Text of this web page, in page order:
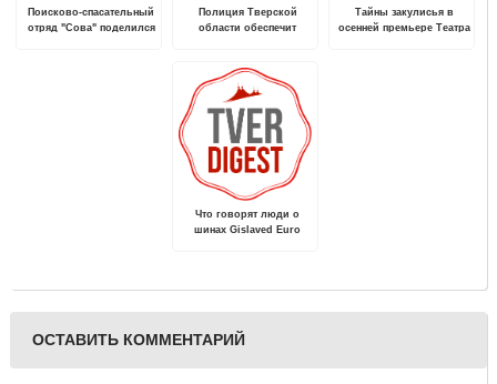
Поисково-спасательный
отряд "Сова" поделился
Полиция Тверской
области обеспечит
время новогодних
праздников
Тайны закулисья в
осенней премьере Театра
Что говорят люди о
шинах Gislaved Euro
ОСТАВИТЬ КОММЕНТАРИЙ